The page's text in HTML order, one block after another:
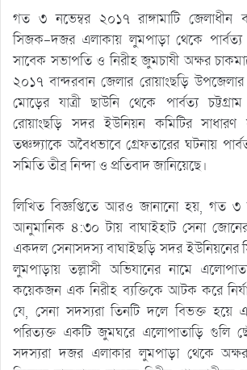
গত ৩ নভেম্বর ২০১৭ রাঙ্গামাটি জেলাধীন
সিজক-দজর এলাকায় লুমপাড়া থেকে পার্বত্য
সাবেক সভাপতি ও নিরীহ জুমচাষী অক্ষর
২০১৭ বান্দরবান জেলার রোয়াংছড়ি উপজেলার
মোড়ের যাত্রী ছাউনি থেকে পার্বত্য
রোয়াংছড়ি সদর ইউনিয়ন কমিটির
তঞ্চঙ্গ্যাকে অবৈধভাবে গ্রেফতারের ঘটনায়
সমিতি তীব্র নিন্দা ও প্রতিবাদ জানিয়েছে।
লিখিত বিজ্ঞপ্তিতে আরও জানানো হয়, গত
আনুমানিক ৪:৩০ টায় বাঘাইহাট সেনা
একদল সেনাসদস্য বাঘাইছড়ি সদর
লুমপাড়ায় তল্লাসী অভিযানের নামে
কয়েকজন এক নিরীহ ব্যক্তিকে আটক করে
যে, সেনা সদস্যরা তিনটি দলে বিভক্ত হয়ে
পরিত্যক্ত একটি জুমঘরে এলোপাতাড়ি গুলি
সদস্যরা দজর এলাকার লুমপাড়া থেকে